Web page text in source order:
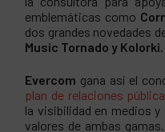
emblemáticas como
dos grandes novedades
Music Tornado y Kolorki.
Evercom gana así el
plan de relaciones
la visibilidad en medios
valores de ambas